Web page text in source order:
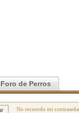
Foro de Perros
No recuerdo mi contraseña